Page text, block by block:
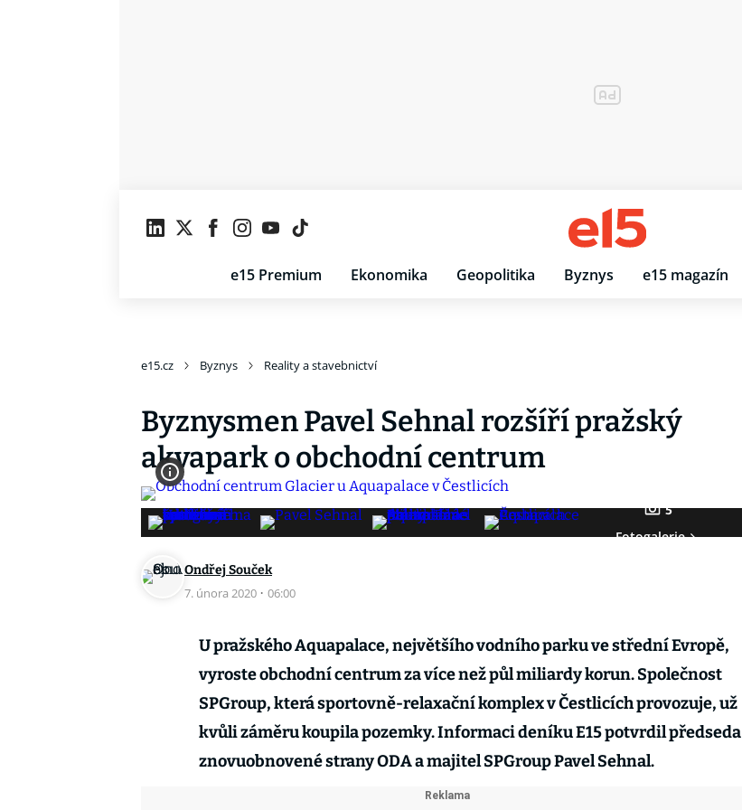
e15 Premium Ekonomika Geopolitika Byznys e15 magazín
e15.cz Byznys Reality a stavebnictví
Byznysmen Pavel Sehnal rozšíří pražský
akvapark o obchodní centrum
5
Fotogalerie
Ondřej Souček
7. února 2020 · 06:00
U pražského Aquapalace, největšího vodního parku ve střední Evropě,
vyroste obchodní centrum za více než půl miliardy korun. Společnost
SPGroup, která sportovně-relaxační komplex v Čestlicích provozuje, už
kvůli záměru koupila pozemky. Informaci deníku E15 potvrdil předseda
znovuobnovené strany ODA a majitel SPGroup Pavel Sehnal.